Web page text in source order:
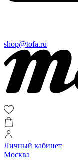
shop@tofa.ru
Личный кабинет
Москва